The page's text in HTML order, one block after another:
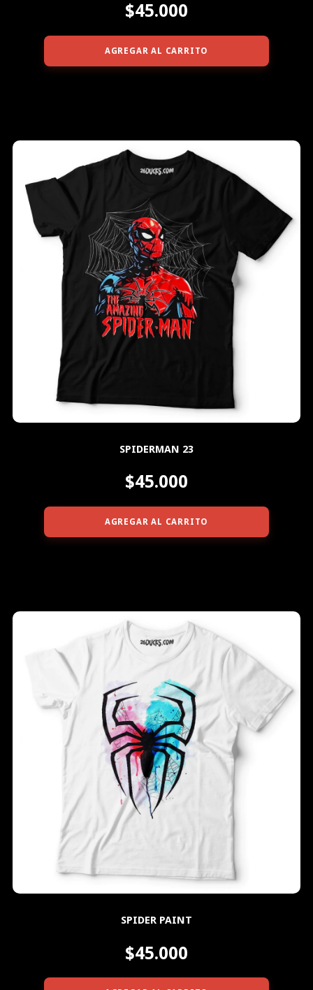
$45.000
AGREGAR AL CARRITO
SPIDERMAN 23
$45.000
AGREGAR AL CARRITO
SPIDER PAINT
$45.000